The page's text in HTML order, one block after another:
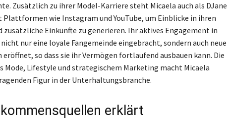
Zusätzlich zu ihrer Model-Karriere steht Micaela auch als DJane
Plattformen wie Instagram und YouTube, um Einblicke in ihren
zusätzliche Einkünfte zu generieren. Ihr aktives Engagement in
nur eine loyale Fangemeinde eingebracht, sondern auch neue
so dass sie ihr Vermögen fortlaufend ausbauen kann. Die
Mode, Lifestyle und strategischem Marketing macht Micaela
Figur in der Unterhaltungsbranche.
erklärt